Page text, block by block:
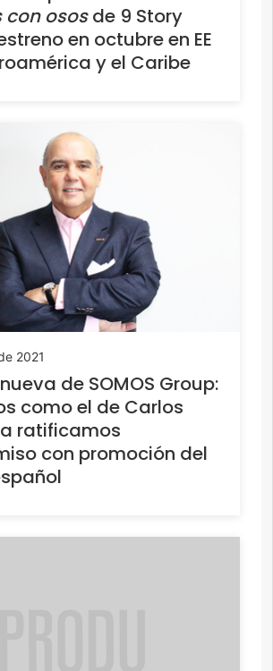
con ososde 9 Story
en octubre en EE
y el Caribe
2021
de SOMOS Group:
como el de Carlos
ratificamos
con promoción del